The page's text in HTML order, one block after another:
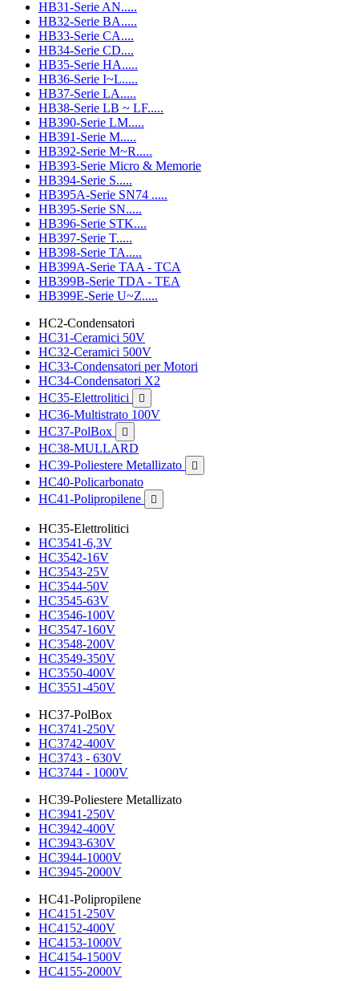
HB31-Serie AN.....
HB32-Serie BA.....
HB33-Serie CA....
HB34-Serie CD....
HB35-Serie HA.....
HB36-Serie I~L.....
HB37-Serie LA.....
HB38-Serie LB ~ LF.....
HB390-Serie LM.....
HB391-Serie M.....
HB392-Serie M~R.....
HB393-Serie Micro & Memorie
HB394-Serie S.....
HB395A-Serie SN74 .....
HB395-Serie SN.....
HB396-Serie STK....
HB397-Serie T.....
HB398-Serie TA.....
HB399A-Serie TAA - TCA
HB399B-Serie TDA - TEA
HB399E-Serie U~Z.....
HC2-Condensatori
HC31-Ceramici 50V
HC32-Ceramici 500V
HC33-Condensatori per Motori
HC34-Condensatori X2
HC35-Elettrolitici

HC36-Multistrato 100V
HC37-PolBox

HC38-MULLARD
HC39-Poliestere Metallizato

HC40-Policarbonato
HC41-Polipropilene

HC35-Elettrolitici
HC3541-6,3V
HC3542-16V
HC3543-25V
HC3544-50V
HC3545-63V
HC3546-100V
HC3547-160V
HC3548-200V
HC3549-350V
HC3550-400V
HC3551-450V
HC37-PolBox
HC3741-250V
HC3742-400V
HC3743 - 630V
HC3744 - 1000V
HC39-Poliestere Metallizato
HC3941-250V
HC3942-400V
HC3943-630V
HC3944-1000V
HC3945-2000V
HC41-Polipropilene
HC4151-250V
HC4152-400V
HC4153-1000V
HC4154-1500V
HC4155-2000V